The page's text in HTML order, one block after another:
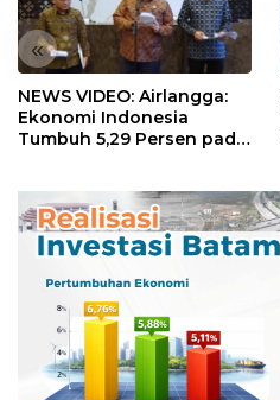
«
NEWS VIDEO: Airlangga:
Ekonomi Indonesia
Tumbuh 5,29 Persen pada